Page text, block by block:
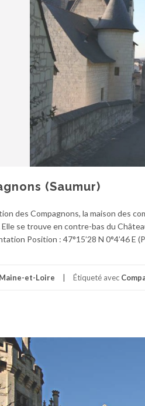
(Saumur)
des Compagnons, la maison des
Elle se trouve en contre-bas du
Position : 47°15’28 N 0°4’46
Maine-et-Loire Étiqueté avec